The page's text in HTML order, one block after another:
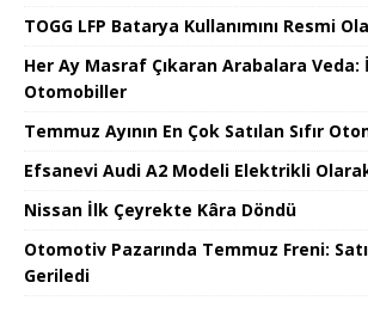
TOGG LFP Batarya Kullanımını Resmi
Her Ay Masraf Çıkaran Arabalara Veda:
Otomobiller
Temmuz Ayının En Çok Satılan Sıfır
Efsanevi Audi A2 Modeli Elektrikli
Nissan İlk Çeyrekte Kâra Döndü
Otomotiv Pazarında Temmuz Freni:
Geriledi